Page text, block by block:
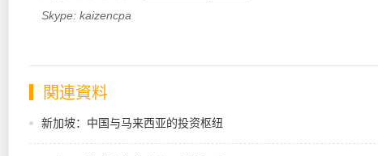
Skype: kaizencpa
関連資料
新加坡：中国与马来西亚的投资枢纽